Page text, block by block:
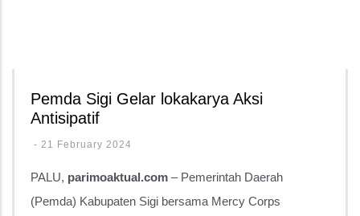
Pemda Sigi Gelar lokakarya Aksi
Antisipatif
- 21 February 2024
PALU, parimoaktual.com – Pemerintah Daerah
(Pemda) Kabupaten Sigi bersama Mercy Corps